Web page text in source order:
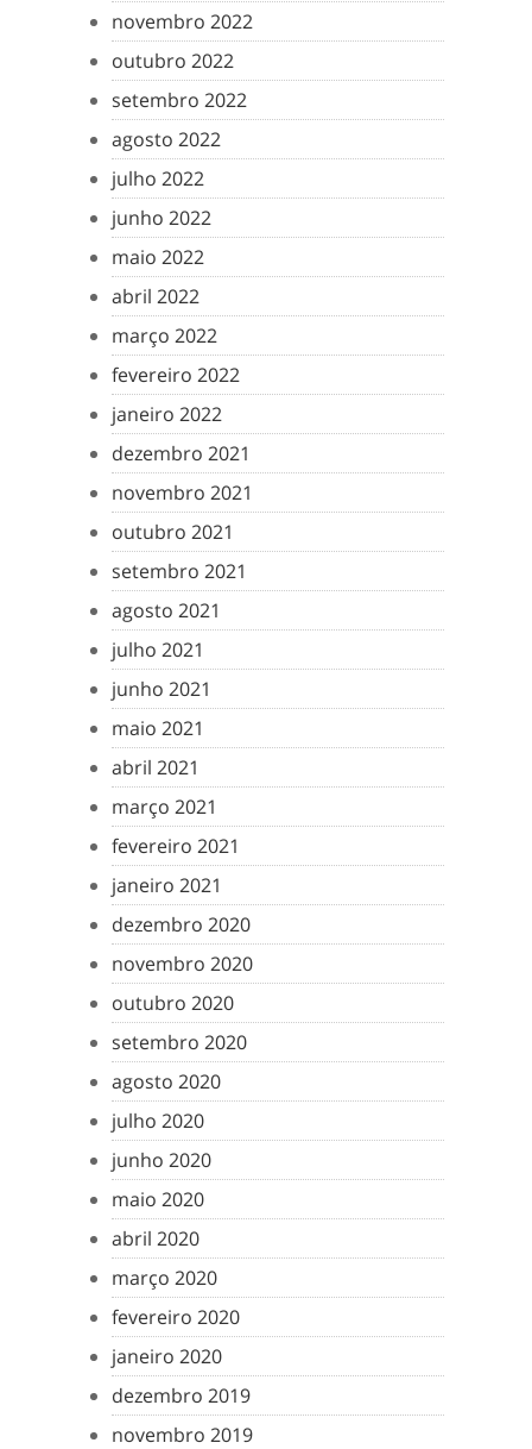
novembro 2022
outubro 2022
setembro 2022
agosto 2022
julho 2022
junho 2022
maio 2022
abril 2022
março 2022
fevereiro 2022
janeiro 2022
dezembro 2021
novembro 2021
outubro 2021
setembro 2021
agosto 2021
julho 2021
junho 2021
maio 2021
abril 2021
março 2021
fevereiro 2021
janeiro 2021
dezembro 2020
novembro 2020
outubro 2020
setembro 2020
agosto 2020
julho 2020
junho 2020
maio 2020
abril 2020
março 2020
fevereiro 2020
janeiro 2020
dezembro 2019
novembro 2019